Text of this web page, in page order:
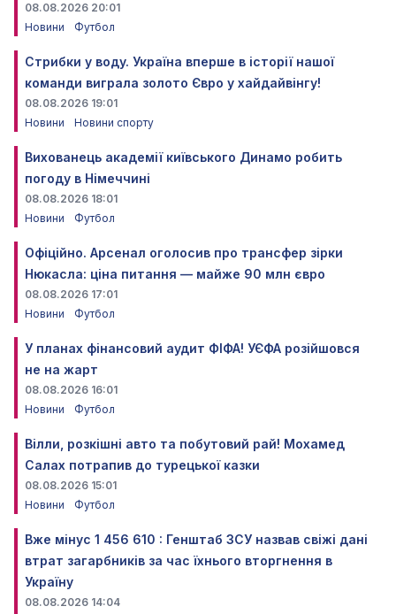
08.08.2026 20:01
Новини
Футбол
Стрибки у воду. Україна вперше в історії нашої
команди виграла золото Євро у хайдайвінгу!
08.08.2026 19:01
Новини
Новини спорту
Вихованець академії київського Динамо робить
погоду в Німеччині
08.08.2026 18:01
Новини
Футбол
Офіційно. Арсенал оголосив про трансфер зірки
Нюкасла: ціна питання — майже 90 млн євро
08.08.2026 17:01
Новини
Футбол
У планах фінансовий аудит ФІФА! УЄФА розійшовся
не на жарт
08.08.2026 16:01
Новини
Футбол
Вілли, розкішні авто та побутовий рай! Мохамед
Салах потрапив до турецької казки
08.08.2026 15:01
Новини
Футбол
Вже мінус 1 456 610 : Генштаб ЗСУ назвав свіжі дані
втрат загарбників за час їхнього вторгнення в
Україну
08.08.2026 14:04